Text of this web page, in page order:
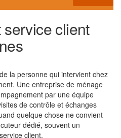
client
la personne qui intervient chez
Une entreprise de ménage
par une équipe
de contrôle et échanges
quelque chose ne convient
dédié, souvent un
client.